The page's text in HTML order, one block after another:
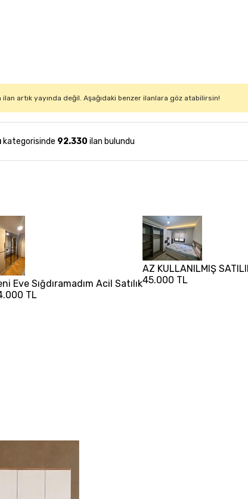
ilan artık yayında değil. Aşağıdaki benzer ilanlara göz atabilirsin!
kategorisinde 92.330 ilan bulundu
Eve Sığdıramadım Acil Satılık
TL
AZ KULLANILMIŞ
45.000 TL